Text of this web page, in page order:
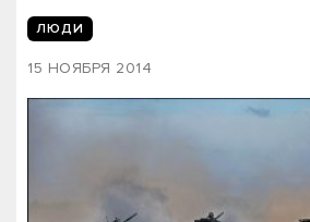
ЛЮДИ
15 НОЯБРЯ 2014